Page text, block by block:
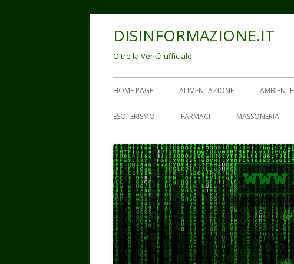
DISINFORMAZIONE.IT
Oltre la Verità ufficiale
Menu
principale
HOME PAGE ALIMENTAZIONE AMBIENTE
ESOTERISMO FARMACI MASSONERIA